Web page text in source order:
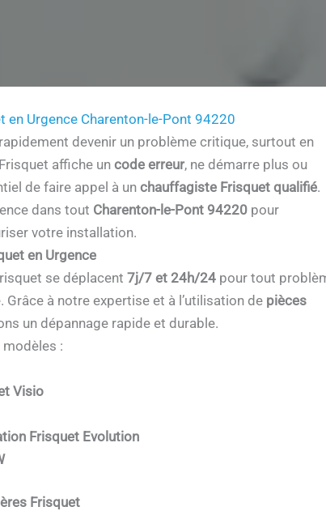
en Urgence Charenton-le-Pont 94220
devenir un problème critique, surtout en
affiche un code erreur, ne démarre plus ou
de faire appel à un chauffagiste Frisquet qualifié.
dans tout Charenton-le-Pont 94220pour
votre installation.
en Urgence
se déplacent 7j/7 et 24h/24pour tout
Grâce à notre expertise et à l’utilisation de pièces
un dépannage rapide et durable.
:
Visio
Frisquet Evolution
Frisquet